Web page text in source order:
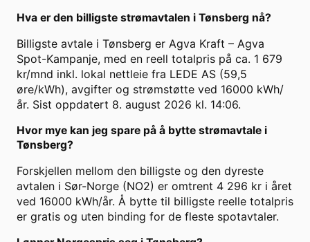
Hva er den billigste strømavtalen i Tønsberg nå?
Billigste avtale i Tønsberg er Agva Kraft – Agva
Spot-Kampanje, med en reell totalpris på ca. 1 679
kr/mnd inkl. lokal nettleie fra LEDE AS (59,5
øre/kWh), avgifter og strømstøtte ved 16000 kWh/
år. Sist oppdatert 8. august 2026 kl. 14:06.
Hvor mye kan jeg spare på å bytte strømavtale i
Tønsberg?
Forskjellen mellom den billigste og den dyreste
avtalen i Sør-Norge (NO2) er omtrent 4 296 kr i året
ved 16000 kWh/år. Å bytte til billigste reelle totalpris
er gratis og uten binding for de fleste spotavtaler.